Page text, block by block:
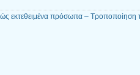
εκτεθειμένα πρόσωπα –